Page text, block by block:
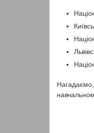
Нагадаємо,